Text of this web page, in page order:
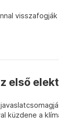
első
küzdene a